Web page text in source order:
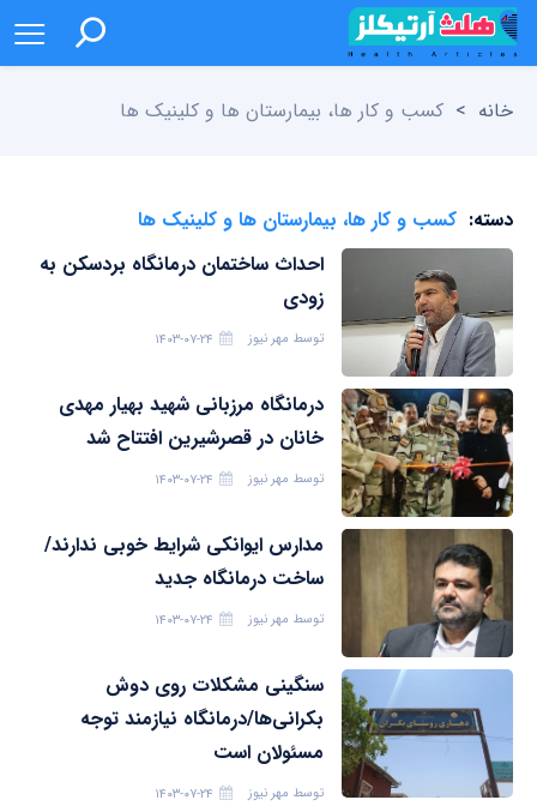
خانه > کسب و کار ها، بیمارستان ها و کلینیک ها
دسته: کسب و کار ها، بیمارستان ها و کلینیک ها
احداث ساختمان درمانگاه بردسکن به
زودی
توسط مهر نیوز ۱۴۰۳-۰۷-۲۴
درمانگاه مرزبانی شهید بهیار مهدی
خانان در قصرشیرین افتتاح شد
توسط مهر نیوز ۱۴۰۳-۰۷-۲۴
مدارس ایوانکی شرایط خوبی ندارند/
ساخت درمانگاه جدید
توسط مهر نیوز ۱۴۰۳-۰۷-۲۴
سنگینی مشکلات روی دوش
بکرانی‌ها/درمانگاه نیازمند توجه
مسئولان است
توسط مهر نیوز ۱۴۰۳-۰۷-۲۴